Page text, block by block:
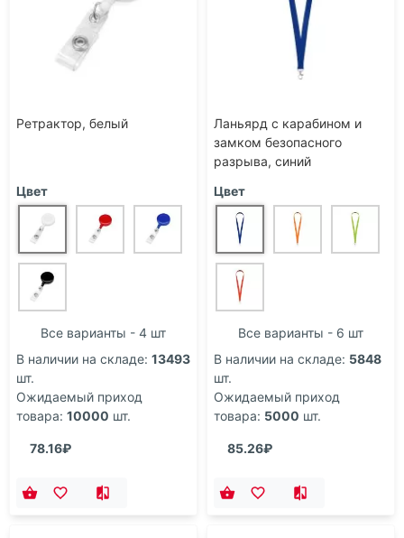
Ретрактор, белый
Цвет
Все варианты - 4 шт
В наличии на складе: 13493
шт.
Ожидаемый приход
товара: 10000 шт.
78.16₽
Ланьярд с карабином и
замком безопасного
разрыва, синий
Цвет
Все варианты - 6 шт
В наличии на складе: 5848
шт.
Ожидаемый приход
товара: 5000 шт.
85.26₽